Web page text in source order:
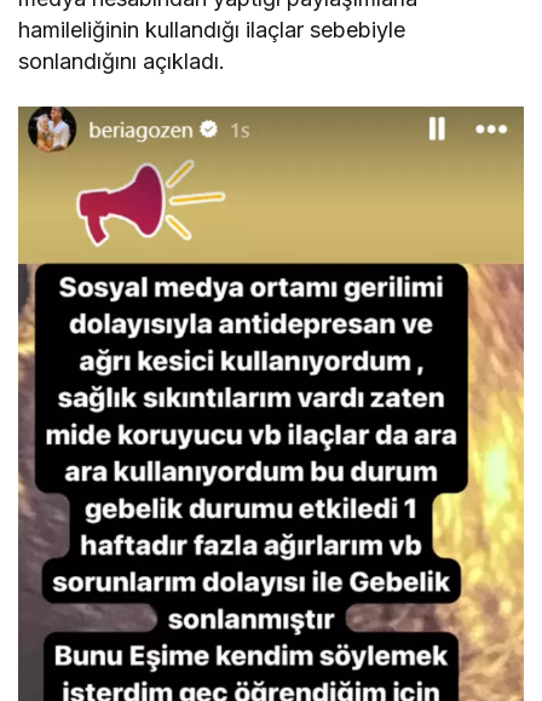
hamileliğinin kullandığı ilaçlar sebebiyle
sonlandığını açıkladı.